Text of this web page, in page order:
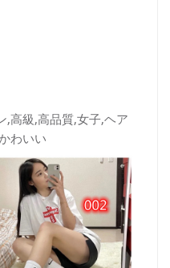
,高級,高品質,女子,ヘア
わいい